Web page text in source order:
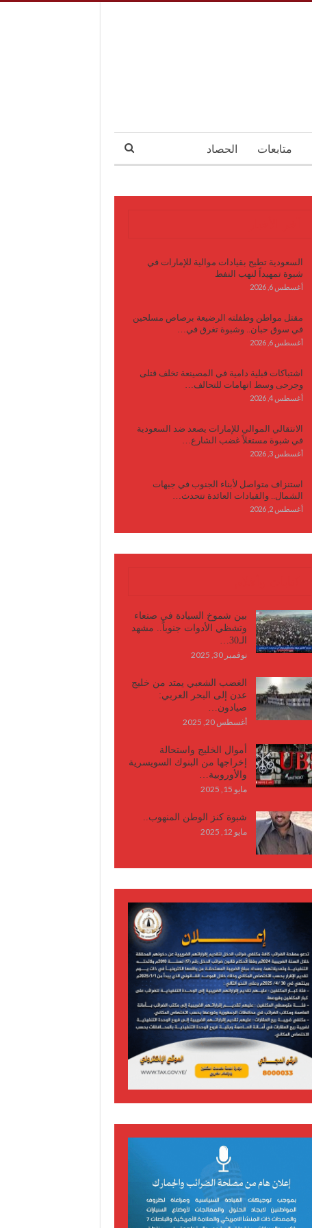
متابعات الحصاد
السعودية تطيح بقيادات موالية للإمارات في
شبوة تمهيداً لنهب النفط
أغسطس 6, 2026
مقتل مواطن وطفلته الرضيعة برصاص مسلحين
في سوق حبان.. وشبوة تغرق في…
أغسطس 6, 2026
اشتباكات قبلية دامية في المصينعة تخلف قتلى
وجرحى وسط اتهامات للتحالف…
أغسطس 4, 2026
الانتقالي الموالي للإمارات يصعد ضد السعودية
في شبوة مستغلاً غضب الشارع…
أغسطس 3, 2026
استنزاف متواصل لأبناء الجنوب في جبهات
الشمال.. والقيادات العائدة تتحدث…
أغسطس 2, 2026
بين شموخ السيادة في صنعاء
وتشظي الأدوات جنوباً.. مشهد
الـ30…
نوفمبر 30, 2025
الغضب الشعبي يمتد من خليج
عدن إلى البحر العربي:
صيادون…
أغسطس 20, 2025
أموال الخليج واستحالة
إخراجها من البنوك السويسرية
والأوروبية…
مايو 15, 2025
شبوة كنز الوطن المنهوب..
مايو 12, 2025